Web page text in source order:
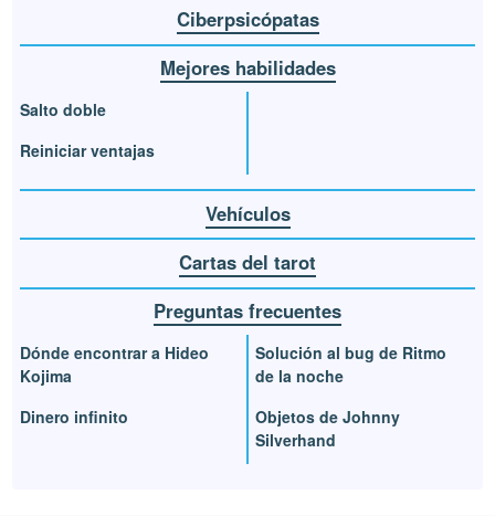
Ciberpsicópatas
Mejores habilidades
Salto doble
Reiniciar ventajas
Vehículos
Cartas del tarot
Preguntas frecuentes
Dónde encontrar a Hideo
Kojima
Dinero infinito
Solución al bug de Ritmo
de la noche
Objetos de Johnny
Silverhand